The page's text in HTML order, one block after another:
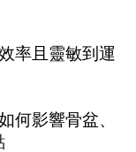
率且靈敏到運
何影響骨盆、